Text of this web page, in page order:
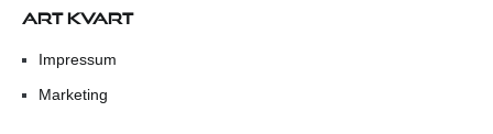
ART KVART
Impressum
Marketing